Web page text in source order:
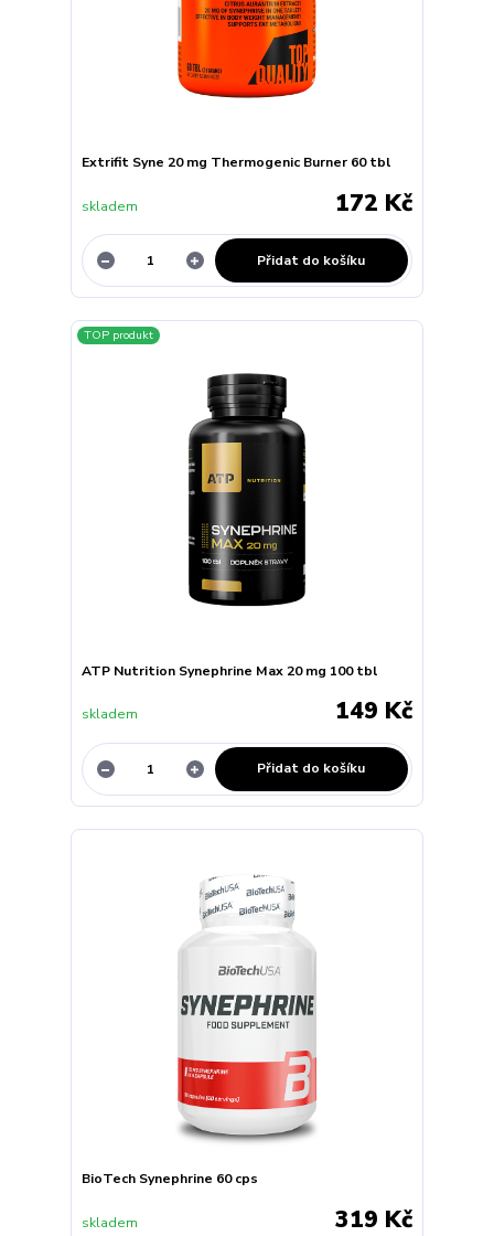
Extrifit Syne 20 mg Thermogenic Burner 60 tbl
172 Kč
skladem
Přidat do košíku
TOP produkt
ATP Nutrition Synephrine Max 20 mg 100 tbl
149 Kč
skladem
Přidat do košíku
BioTech Synephrine 60 cps
319 Kč
skladem